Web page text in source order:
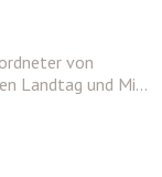
von
Landtag und Mi...